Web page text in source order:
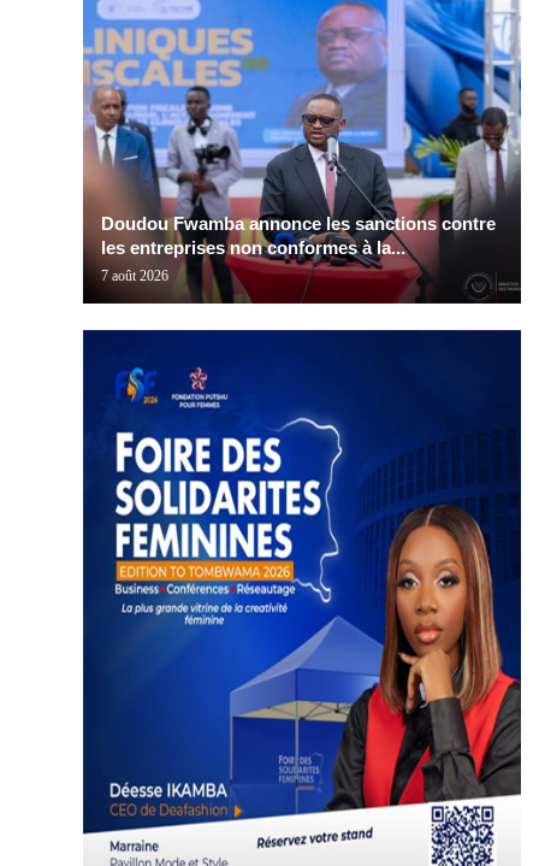
Doudou Fwamba annonce les sanctions contre
les entreprises non conformes à la...
7 août 2026